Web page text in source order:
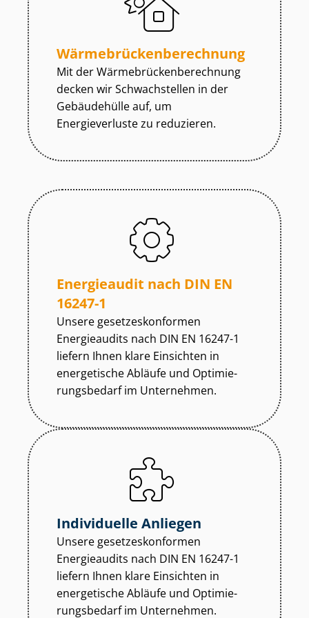
Wär­me­brü­cken­be­rech­nung
Mit der Wär­me­brü­cken­be­rech­nung
decken wir Schwachstellen in der
Gebäudehülle auf, um
Energieverluste zu reduzieren.
Energieaudit nach DIN EN
16247-1
Unsere ge­set­zes­kon­for­men
Energieaudits nach DIN EN 16247-1
liefern Ihnen klare Einsichten in
energetische Abläufe und Op­ti­mie­
rungs­be­darf im Unternehmen.
Individuelle Anliegen
Unsere ge­set­zes­kon­for­men
Energieaudits nach DIN EN 16247-1
liefern Ihnen klare Einsichten in
energetische Abläufe und Op­ti­mie­
rungs­be­darf im Unternehmen.